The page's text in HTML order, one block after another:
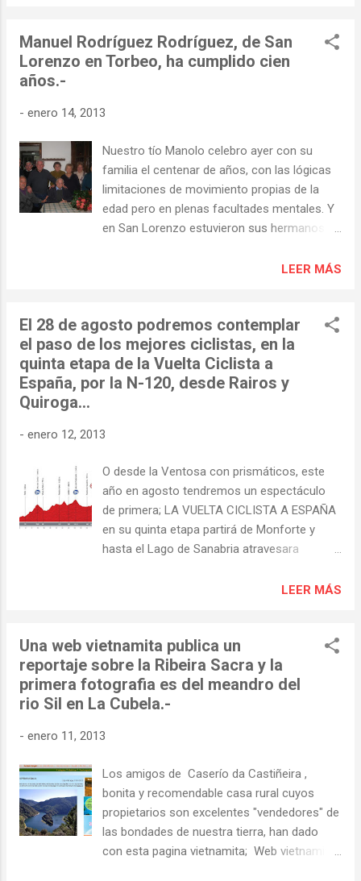
escaso en estos tiempos. La galeria antes
del arreglo Al fondo la "galeria y el pazo" en
informaciones anteriores: Pazo da
"Cubanas" se mantiene en pie... Escudo de
armas do Pazo da Casanova Don Ubaldo de
Casanova, ultimo Señor de Torbeo
Manuel Rodríguez Rodríguez, de San
Lorenzo en Torbeo, ha cumplido cien
años.-
- enero 14, 2013
Nuestro tío Manolo celebro ayer con su
familia el centenar de años, con las lógicas
limitaciones de movimiento propias de la
edad pero en plenas facultades mentales. Y
en San Lorenzo estuvieron sus hermanos (la
nietos y biznietos. El es el tercero de los diez
FELICIDADES. Ayer junto a sus hijos Con sus
nietos Con su esposa, la tia Elisa ya fallecida
En verano, en la puerta de su casa En la TV
En los setenta junto a sus hermanos, falta la
familiar de San Lorenzo En El Progreso de
LEER MÁS
El 28 de agosto podremos contemplar
el paso de los mejores ciclistas, en la
quinta etapa de la Vuelta Ciclista a
España, por la N-120, desde Rairos y
Quiroga...
- enero 12, 2013
O desde la Ventosa con prismáticos, este
año en agosto tendremos un espectáculo
de primera; LA VUELTA CICLISTA A ESPAÑA
en su quinta etapa partirá de Monforte y
hasta el Lago de Sanabria atravesara
abandona Galicia para introducirse en la
aunque en esta ocasión podríamos disfrutar
con un final al sprint. Los equipos de los
velocistas no lo tendrán fácil para controlar
los ataques y a buen seguro veremos una
Toda la vuelta ciclista en www.lavuelta.com
LEER MÁS
Una web vietnamita publica un
reportaje sobre la Ribeira Sacra y la
primera fotografia es del meandro del
rio Sil en La Cubela.-
- enero 11, 2013
Los amigos de Caserío da Castiñeira ,
bonita y recomendable casa rural cuyos
propietarios son excelentes "vendedores" de
las bondades de nuestra tierra, han dado
con esta pagina vietnamita; Web vietnamita